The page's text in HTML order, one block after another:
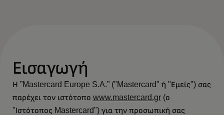
Εισαγωγή
Η ”Mastercard Europe S.A.” ("Mastercard" ή "Εμείς") σας
παρέχει τον ιστότοπο www.mastercard.gr(ο
"Ιστότοπος Mastercard") για την προσωπική σας